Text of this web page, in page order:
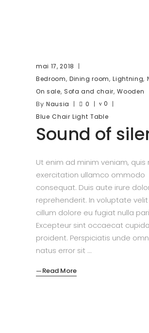
mai 17, 2018
Bedroom, Dining room,Lightning,
On sale, Sofa and chair,Wooden
By Nausia 0
0
Blue Chair Light Table
Sound of
Ut enim ad minim veniam, quis
exercitation ullamco ommodo
consequat. Duis aute irure
reprehenderit. In voluptate
cillum dolore eu fugiat nulla
Excepteur sint occaecat
proident. Perspiciatis unde
natus error sit
Read More